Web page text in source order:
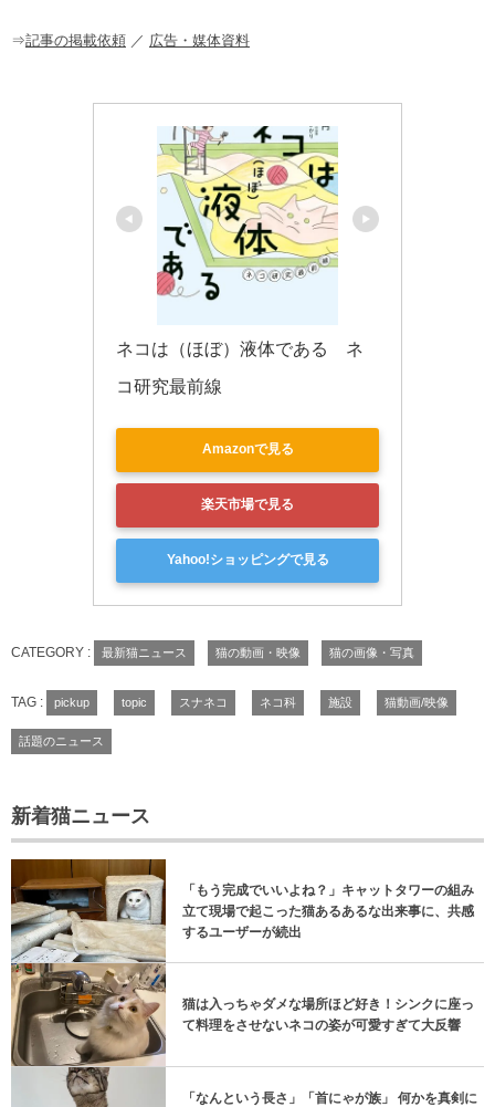
o
⇒記事の掲載依頼 ／ 広告・媒体資料
ネコは（ほぼ）液体である　ネ
コ研究最前線
Amazonで見る
楽天市場で見る
Yahoo!ショッピングで見る
CATEGORY : 最新猫ニュース 猫の動画・映像 猫の画像・写真
TAG : pickup topic スナネコ ネコ科 施設 猫動画/映像
話題のニュース
新着猫ニュース
「もう完成でいいよね？」キャットタワーの組み
立て現場で起こった猫あるあるな出来事に、共感
するユーザーが続出
猫は入っちゃダメな場所ほど好き！シンクに座っ
て料理をさせないネコの姿が可愛すぎて大反響
「なんという長さ」「首にゃが族」 何かを真剣に